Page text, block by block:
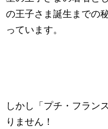
の王子さま誕生までの
っています。
しかし「プチ・フラン
りません！